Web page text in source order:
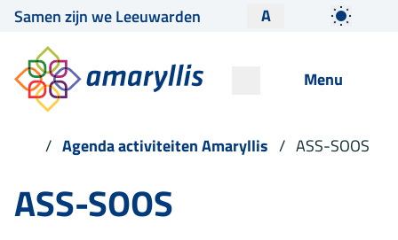
Samen zijn we Leeuwarden A
Menu
Agenda activiteiten Amaryllis ASS-SOOS
ASS-SOOS